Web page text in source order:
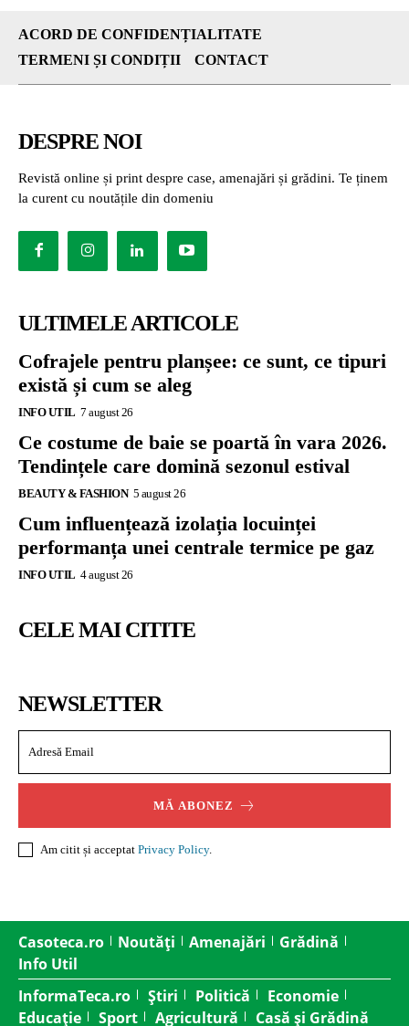
ACORD DE CONFIDENȚIALITATE
TERMENI ȘI CONDIȚII
CONTACT
DESPRE NOI
Revistă online și print despre case, amenajări și grădini. Te ținem
la curent cu noutățile din domeniu
ULTIMELE ARTICOLE
Cofrajele pentru planșee: ce sunt, ce tipuri
există și cum se aleg
INFO UTIL 7 august 26
Ce costume de baie se poartă în vara 2026.
Tendințele care domină sezonul estival
BEAUTY & FASHION 5 august 26
Cum influențează izolația locuinței
performanța unei centrale termice pe gaz
INFO UTIL 4 august 26
CELE MAI CITITE
NEWSLETTER
MĂ ABONEZ
Am citit și acceptat Privacy Policy.
Casoteca.ro Noutăți Amenajări
Grădină
Info Util
InformaTeca.ro
Știri Politică
Economie
Educație
Sport Agricultură Casă și Grădină